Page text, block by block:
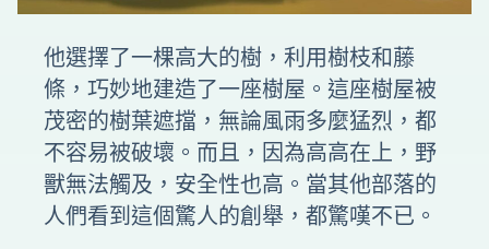
他選擇了一棵高大的樹，利用樹枝和藤
條，巧妙地建造了一座樹屋。這座樹屋被
茂密的樹葉遮擋，無論風雨多麼猛烈，都
不容易被破壞。而且，因為高高在上，野
獸無法觸及，安全性也高。當其他部落的
人們看到這個驚人的創舉，都驚嘆不已。